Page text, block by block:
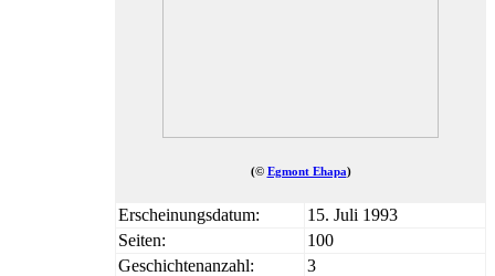
(© Egmont Ehapa)
Erscheinungsdatum:
15. Juli 1993
Seiten:
100
Geschichtenanzahl:
3